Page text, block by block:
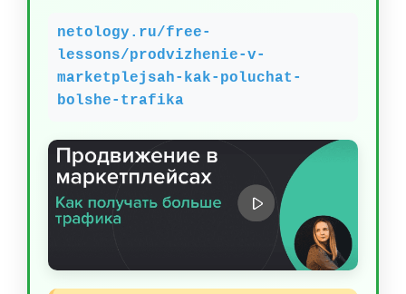
netology.ru/free-
lessons/prodvizhenie-v-
marketplejsah-kak-poluchat-
bolshe-trafika